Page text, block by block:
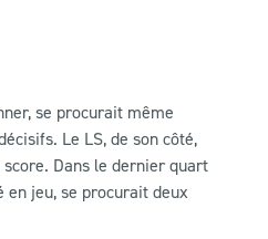
se procurait même
Le LS, de son côté,
Dans le dernier quart
en jeu, se procurait deux